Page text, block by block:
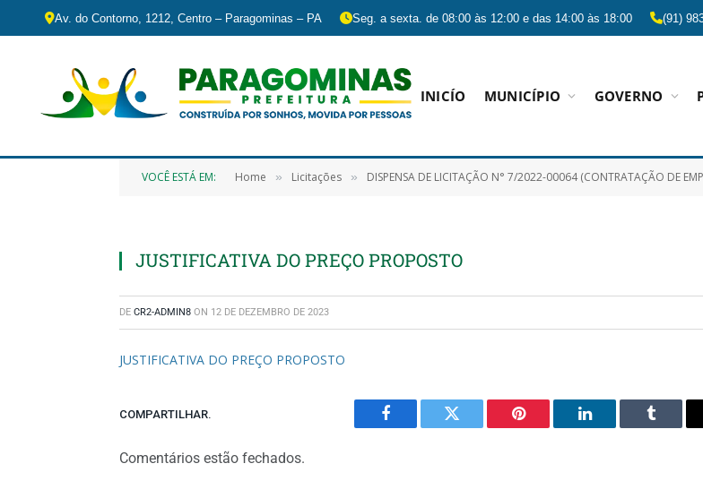
Av. do Contorno, 1212, Centro – Paragominas – PA Seg. a sexta. de 08:00 às 12:00 e das 14:00 às 18:00 (91)
INICÍO MUNICÍPIO GOVERNO
VOCÊ ESTÁ EM: Home » Licitações » DISPENSA DE LICITAÇÃO N° 7/2022-00064 (CONTRATAÇÃO DE EMPRESA ESPECIALIZADA NA PRESTAÇÃO DE SERVIÇOS
JUSTIFICATIVA DO PREÇO PROPOSTO
DE CR2-ADMIN8 ON 12 DE DEZEMBRO DE 2023
JUSTIFICATIVA DO PREÇO PROPOSTO
COMPARTILHAR.
Facebook Twitter Pinterest LinkedIn Tumblr
Comentários estão fechados.